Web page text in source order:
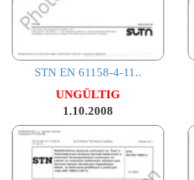
STN EN 61158-4-11..
UNGÜLTIG
1.10.2008